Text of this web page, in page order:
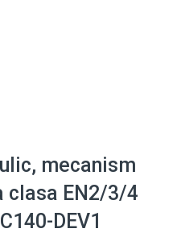
mecanism
clasa EN2/3/4
DEV1